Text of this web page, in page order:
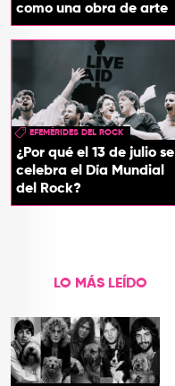
como una obra de arte
EFEMÉRIDES DEL ROCK
¿Por qué el 13 de julio se
celebra el Día Mundial
del Rock?
LO MÁS LEÍDO